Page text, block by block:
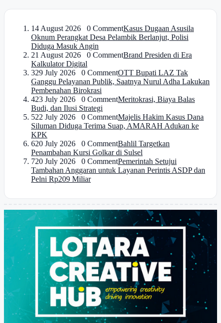
14 August 2026 0 CommentKasus Dugaan Asusila
Oknum Perangkat Desa Pelambik Berlanjut, Polisi
Diduga Masuk Angin
21 August 2026 0 CommentBrand Presiden di Era
Kalkulator Digital
329 July 2026 0 CommentOTT Bupati LAZ Tak
Ganggu Pelayanan Publik, Saatnya Nurul Adha Lakukan
Pembenahan Birokrasi
423 July 2026 0 CommentMeritokrasi, Biaya Balas
Budi, dan Ilusi Strategi
522 July 2026 0 CommentMajelis Hakim Kasus Dana
Siluman Diduga Terima Suap, AMARAH Adukan ke
KPK
620 July 2026 0 CommentBahlil Targetkan
Penambahan Kursi Golkar di Sulsel
720 July 2026 0 CommentPemerintah Setujui
Tambahan Anggaran untuk Layanan Perintis ASDP dan
Pelni Rp209 Miliar